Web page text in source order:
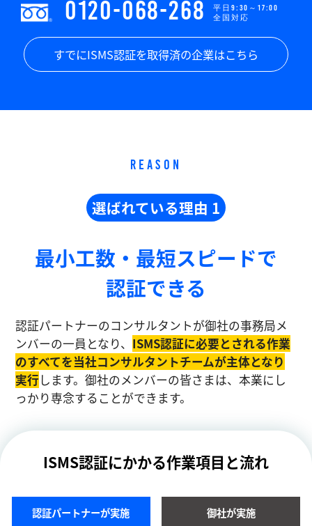
0120-068-268
平日9:30～17:00
全国対応
すでにISMS認証を取得済の企業はこちら
REASON
選ばれている理由 1
最小工数・最短スピードで
認証できる
認証パートナーのコンサルタントが御社の事務局メ
ンバーの一員となり、 ISMS認証に必要とされる作業
のすべてを当社コンサルタントチームが主体となり
実⾏ します。御社のメンバーの皆さまは、本業にし
っかり専念することができます。
ISMS認証にかかる作業項目と流れ
認証パートナーが実施 御社が実施